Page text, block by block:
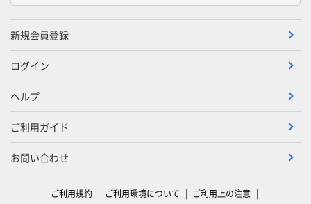
新規会員登録
ログイン
ヘルプ
ご利用ガイド
お問い合わせ
ご利用規約 ご利用環境について ご利用上の注意